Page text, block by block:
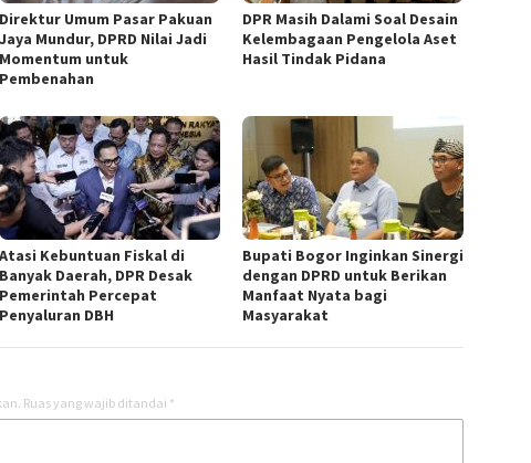
Direktur Umum Pasar Pakuan
Jaya Mundur, DPRD Nilai Jadi
Momentum untuk
Pembenahan
DPR Masih Dalami Soal Desain
Kelembagaan Pengelola Aset
Hasil Tindak Pidana
Atasi Kebuntuan Fiskal di
Banyak Daerah, DPR Desak
Pemerintah Percepat
Penyaluran DBH
Bupati Bogor Inginkan Sinergi
dengan DPRD untuk Berikan
Manfaat Nyata bagi
Masyarakat
Ruas yang wajib ditandai *